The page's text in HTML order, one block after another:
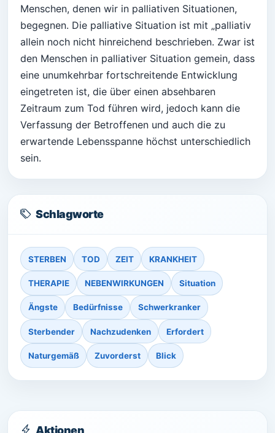
Menschen, denen wir in palliativen Situationen,
begegnen. Die palliative Situation ist mit „palliativ
allein noch nicht hinreichend beschrieben. Zwar ist
den Menschen in palliativer Situation gemein, dass
eine unumkehrbar fortschreitende Entwicklung
eingetreten ist, die über einen absehbaren
Zeitraum zum Tod führen wird, jedoch kann die
Verfassung der Betroffenen und auch die zu
erwartende Lebensspanne höchst unterschiedlich
sein.
Schlagworte
STERBEN TOD ZEIT KRANKHEIT
THERAPIE NEBENWIRKUNGEN Situation
Ängste Bedürfnisse Schwerkranker
Sterbender Nachzudenken Erfordert
Naturgemäß Zuvorderst Blick
Aktionen